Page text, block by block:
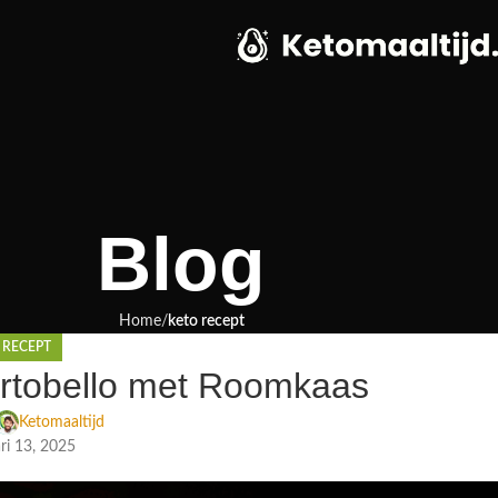
Blog
Home keto recept
met Roomkaas
Ketomaaltijd
13, 2025